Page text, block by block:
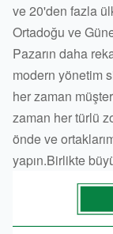
ve 20'den fazla
Ortadoğu ve
Pazarın daha
modern yönetim
her zaman
zaman her türlü
önde ve
yapın.Birlikte